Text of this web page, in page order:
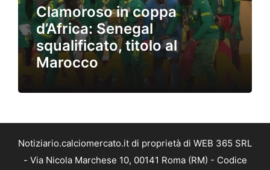
Clamoroso in coppa
d’Africa: Senegal
squalificato, titolo al
Marocco
Notiziario.calciomercato.it di proprietà di WEB 365 SRL
- Via Nicola Marchese 10, 00141 Roma (RM) - Codice